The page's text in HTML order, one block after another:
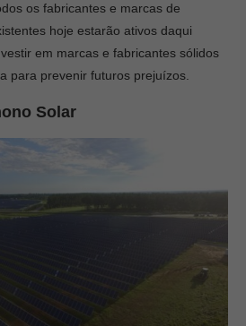
os fabricantes e marcas de
hoje estarão ativos daqui
em marcas e fabricantes sólidos
para prevenir futuros prejuízos.
Solar